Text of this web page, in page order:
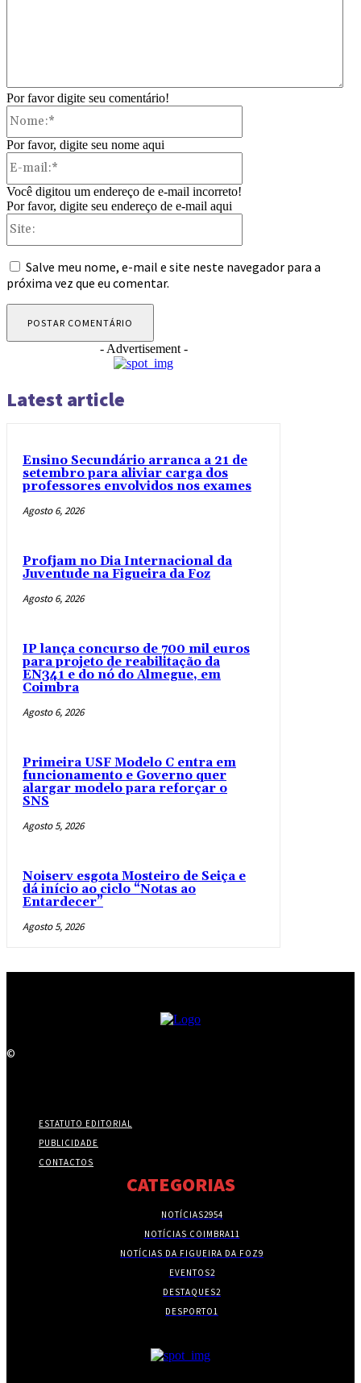
Por favor digite seu comentário!
Por favor, digite seu nome aqui
Você digitou um endereço de e-mail incorreto!
Por favor, digite seu endereço de e-mail aqui
Salve meu nome, e-mail e site neste navegador para a
próxima vez que eu comentar.
- Advertisement -
Latest article
Ensino Secundário arranca a 21 de
setembro para aliviar carga dos
professores envolvidos nos exames
Agosto 6, 2026
Profjam no Dia Internacional da
Juventude na Figueira da Foz
Agosto 6, 2026
IP lança concurso de 700 mil euros
para projeto de reabilitação da
EN341 e do nó do Almegue, em
Coimbra
Agosto 6, 2026
Primeira USF Modelo C entra em
funcionamento e Governo quer
alargar modelo para reforçar o
SNS
Agosto 5, 2026
Noiserv esgota Mosteiro de Seiça e
dá início ao ciclo “Notas ao
Entardecer”
Agosto 5, 2026
©
ESTATUTO EDITORIAL
PUBLICIDADE
CONTACTOS
CATEGORIAS
NOTÍCIAS2954
NOTÍCIAS COIMBRA11
NOTÍCIAS DA FIGUEIRA DA FOZ9
EVENTOS2
DESTAQUES2
DESPORTO1